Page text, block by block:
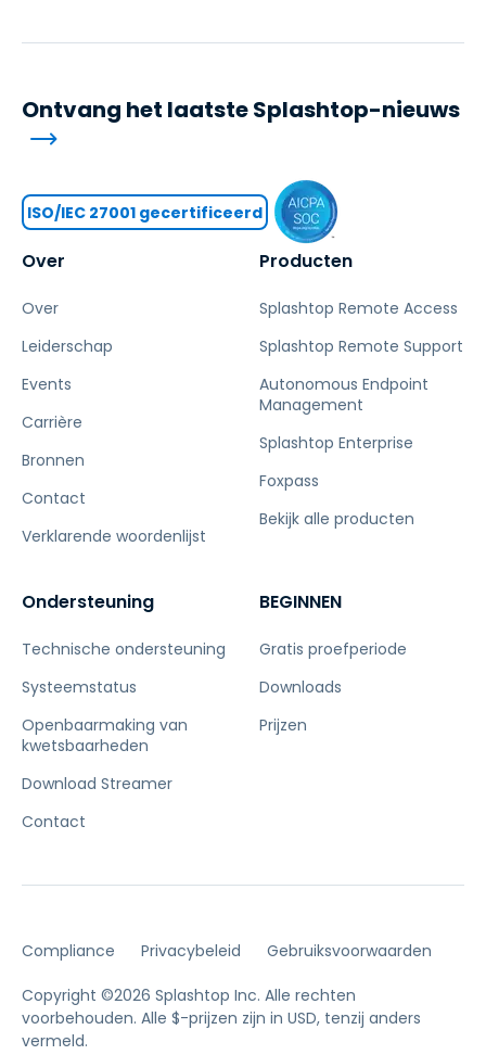
Over
Over
Leiderschap
Events
Carrière
Bronnen
Contact
Verklarende woordenlijst
Producten
Splashtop Remote Access
Splashtop Remote Support
Autonomous Endpoint
Management
Splashtop Enterprise
Foxpass
Bekijk alle producten
Ondersteuning
Technische ondersteuning
Systeemstatus
Openbaarmaking van
kwetsbaarheden
Download Streamer
Contact
BEGINNEN
Gratis proefperiode
Downloads
Prijzen
Ontvang het laatste Splashtop-nieuws
ISO/IEC 27001 gecertificeerd
Compliance Privacybeleid Gebruiksvoorwaarden
Copyright ©2026 Splashtop Inc. Alle rechten
voorbehouden. Alle $-prijzen zijn in USD, tenzij anders
vermeld.